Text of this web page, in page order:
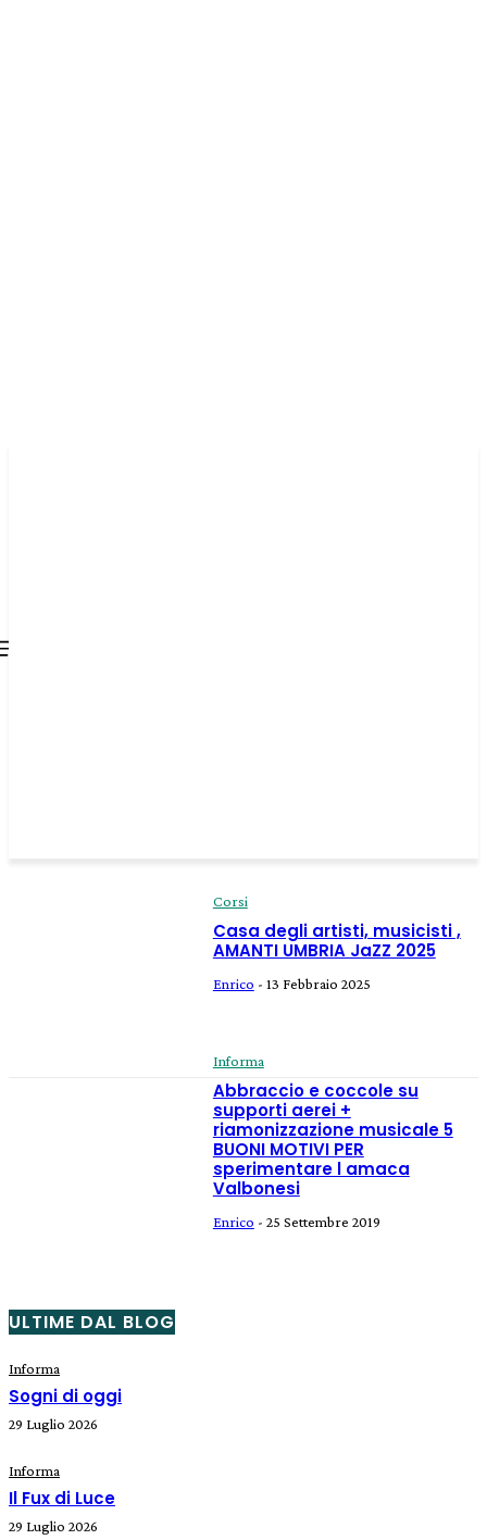
Corsi
Casa degli artisti, musicisti ,
AMANTI UMBRIA JaZZ 2025
Enrico - 13 Febbraio 2025
Informa
Abbraccio e coccole su
supporti aerei +
riamonizzazione musicale 5
BUONI MOTIVI PER
sperimentare l amaca
Valbonesi
Enrico - 25 Settembre 2019
ULTIME DAL BLOG
Informa
Sogni di oggi
29 Luglio 2026
Informa
Il Fux di Luce
29 Luglio 2026